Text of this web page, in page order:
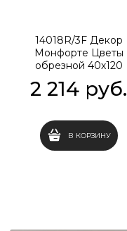
14018R/3F Декор
Монфорте Цветы
обрезной 40х120
2 214 руб.
В КОРЗИНУ